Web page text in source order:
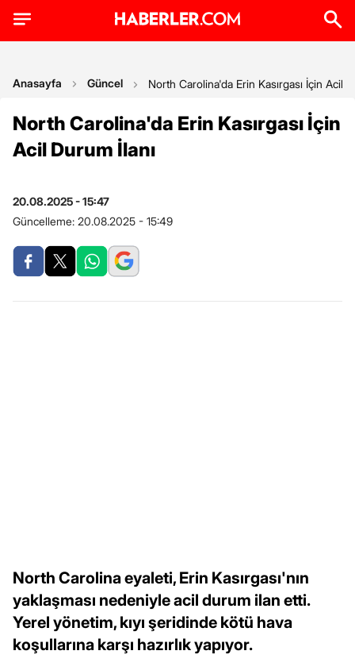
Anasayfa Güncel North Carolina'da Erin Kasırgası İçin Acil
North Carolina'da Erin Kasırgası İçin
Acil Durum İlanı
20.08.2025 - 15:47
Güncelleme: 20.08.2025 - 15:49
North Carolina eyaleti, Erin Kasırgası'nın
yaklaşması nedeniyle acil durum ilan etti.
Yerel yönetim, kıyı şeridinde kötü hava
koşullarına karşı hazırlık yapıyor.